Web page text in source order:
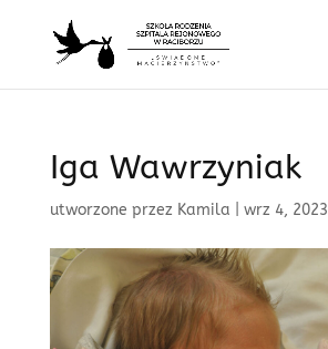
Iga Wawrzyniak
utworzone przez Kamila wrz 4, 2023